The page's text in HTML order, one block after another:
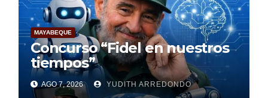
MAYABEQUE
Concurso “Fidel en nuestros
tiempos”
AGO 7, 2026 YUDITH ARREDONDO